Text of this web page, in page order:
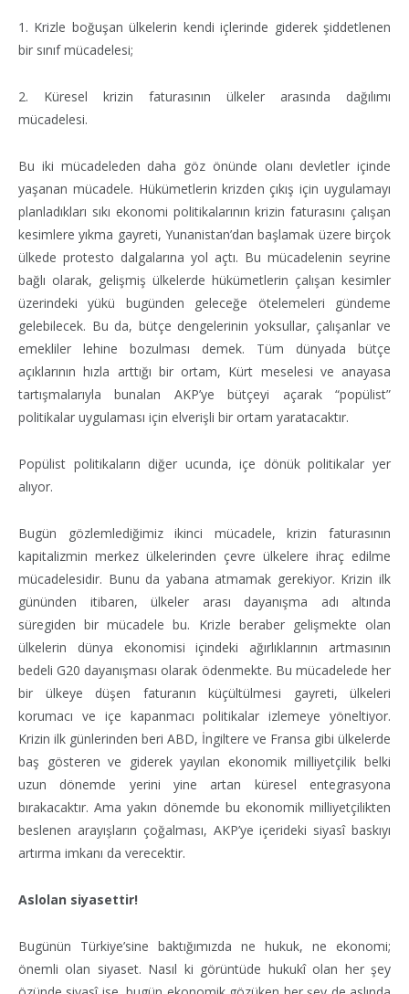
1. Krizle boğuşan ülkelerin kendi içlerinde giderek şiddetlenen
bir sınıf mücadelesi;
2. Küresel krizin faturasının ülkeler arasında dağılımı
mücadelesi.
Bu iki mücadeleden daha göz önünde olanı devletler içinde
yaşanan mücadele. Hükümetlerin krizden çıkış için uygulamayı
planladıkları sıkı ekonomi politikalarının krizin faturasını çalışan
kesimlere yıkma gayreti, Yunanistan’dan başlamak üzere birçok
ülkede protesto dalgalarına yol açtı. Bu mücadelenin seyrine
bağlı olarak, gelişmiş ülkelerde hükümetlerin çalışan kesimler
üzerindeki yükü bugünden geleceğe ötelemeleri gündeme
gelebilecek. Bu da, bütçe dengelerinin yoksullar, çalışanlar ve
emekliler lehine bozulması demek. Tüm dünyada bütçe
açıklarının hızla arttığı bir ortam, Kürt meselesi ve anayasa
tartışmalarıyla bunalan AKP’ye bütçeyi açarak “popülist”
politikalar uygulaması için elverişli bir ortam yaratacaktır.
Popülist politikaların diğer ucunda, içe dönük politikalar yer
alıyor.
Bugün gözlemlediğimiz ikinci mücadele, krizin faturasının
kapitalizmin merkez ülkelerinden çevre ülkelere ihraç edilme
mücadelesidir. Bunu da yabana atmamak gerekiyor. Krizin ilk
gününden itibaren, ülkeler arası dayanışma adı altında
süregiden bir mücadele bu. Krizle beraber gelişmekte olan
ülkelerin dünya ekonomisi içindeki ağırlıklarının artmasının
bedeli G20 dayanışması olarak ödenmekte. Bu mücadelede her
bir ülkeye düşen faturanın küçültülmesi gayreti, ülkeleri
korumacı ve içe kapanmacı politikalar izlemeye yöneltiyor.
Krizin ilk günlerinden beri ABD, İngiltere ve Fransa gibi ülkelerde
baş gösteren ve giderek yayılan ekonomik milliyetçilik belki
uzun dönemde yerini yine artan küresel entegrasyona
bırakacaktır. Ama yakın dönemde bu ekonomik milliyetçilikten
beslenen arayışların çoğalması, AKP’ye içerideki siyasî baskıyı
artırma imkanı da verecektir.
Aslolan siyasettir!
Bugünün Türkiye’sine baktığımızda ne hukuk, ne ekonomi;
önemli olan siyaset. Nasıl ki görüntüde hukukî olan her şey